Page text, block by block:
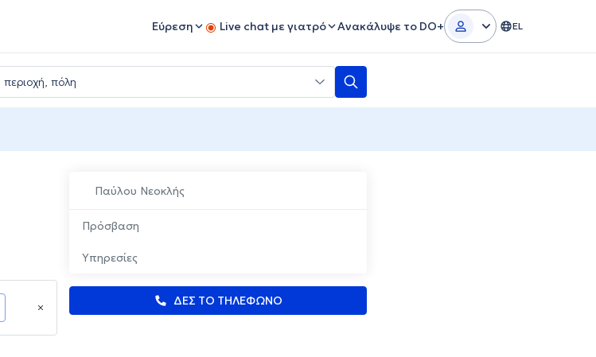
Εύρεση Live chat με γιατρό Ανακάλυψε το DO+ EL
Παύλου Νεοκλής
Πρόσβαση
Υπηρεσίες
ΔΕΣ ΤΟ ΤΗΛΕΦΩΝΟ